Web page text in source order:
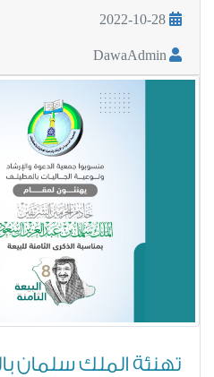
تهنئة الملك سلمان